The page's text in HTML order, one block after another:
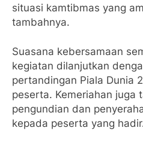
situasi kamtibmas yang
tambahnya.
Suasana kebersamaan
kegiatan dilanjutkan
pertandingan Piala Dunia
peserta. Kemeriahan juga
pengundian dan
kepada peserta yang